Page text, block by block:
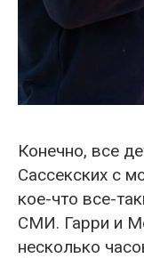
Конечно, все
Сассекских с
кое-что все-
СМИ. Гарри и
несколько